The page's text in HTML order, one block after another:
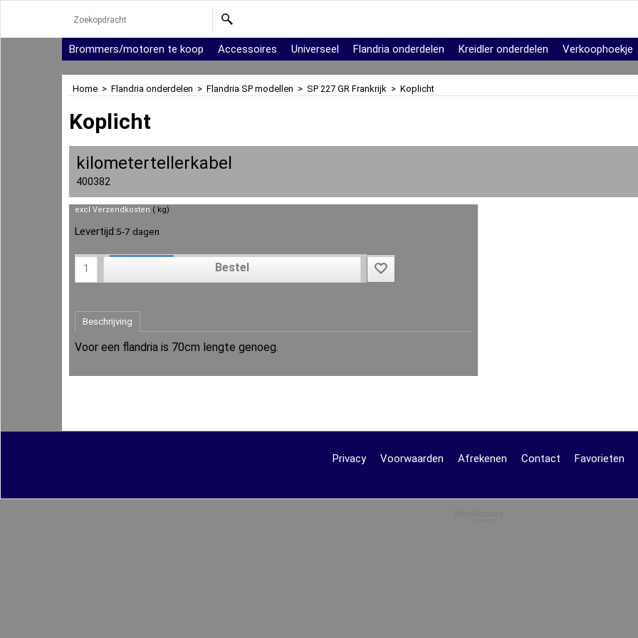
Brommers/motoren te koop Accessoires Universeel Flandria onderdelen Kreidler onderdelen Verkoophoekje
Home > Flandria onderdelen > Flandria SP modellen > SP 227 GR Frankrijk > Koplicht
Koplicht
kilometertellerkabel
400382
excl Verzendkosten kg
Levertijd:5-7 dagen
Bestel
Beschrijving
Voor een flandria is 70cm lengte genoeg.
Privacy Voorwaarden Afrekenen Contact Favorieten